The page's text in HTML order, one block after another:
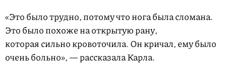
«Это было трудно, потому что нога была сломана.
Это было похоже на открытую рану,
которая сильно кровоточила. Он кричал, ему было
очень больно», — рассказала Карла.